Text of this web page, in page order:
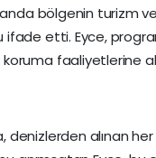
bölgenin turizm
etti. Eyce,
koruma faaliyetlerine
denizlerden alınan